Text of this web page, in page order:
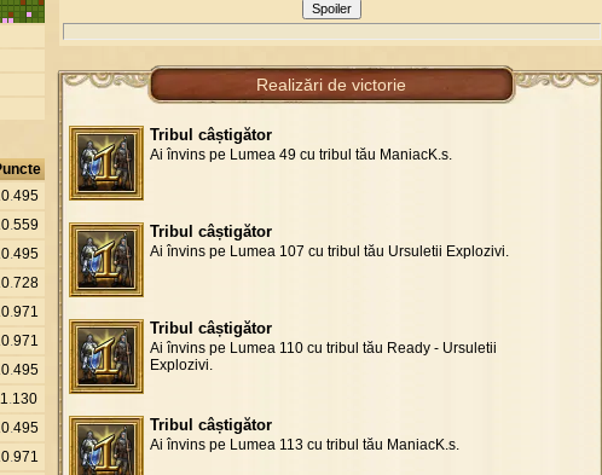
.495
.559
.495
.728
.971
.971
.495
.130
.495
.971
Realizări de victorie
Tribul câștigător
Ai învins pe Lumea 49 cu tribul tău ManiacK.s.
Tribul câștigător
Ai învins pe Lumea 107 cu tribul tău Ursuletii Explozivi.
Tribul câștigător
Ai învins pe Lumea 110 cu tribul tău Ready - Ursuletii
Explozivi.
Tribul câștigător
Ai învins pe Lumea 113 cu tribul tău ManiacK.s.